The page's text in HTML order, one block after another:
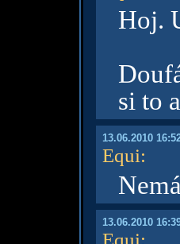
Hoj.
si to
13.06.2010
Equi:
13.06.2010
Equi: